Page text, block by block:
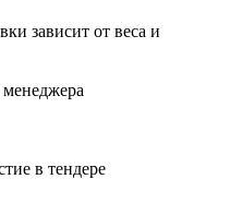
зависит от веса и
в тендере